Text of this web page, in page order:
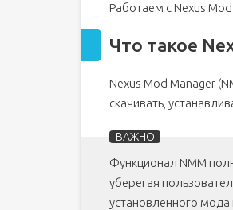
Работаем с Nexus
Что такое
Nexus Mod Manager
скачивать,
Функционал NMM
уберегая
установленного